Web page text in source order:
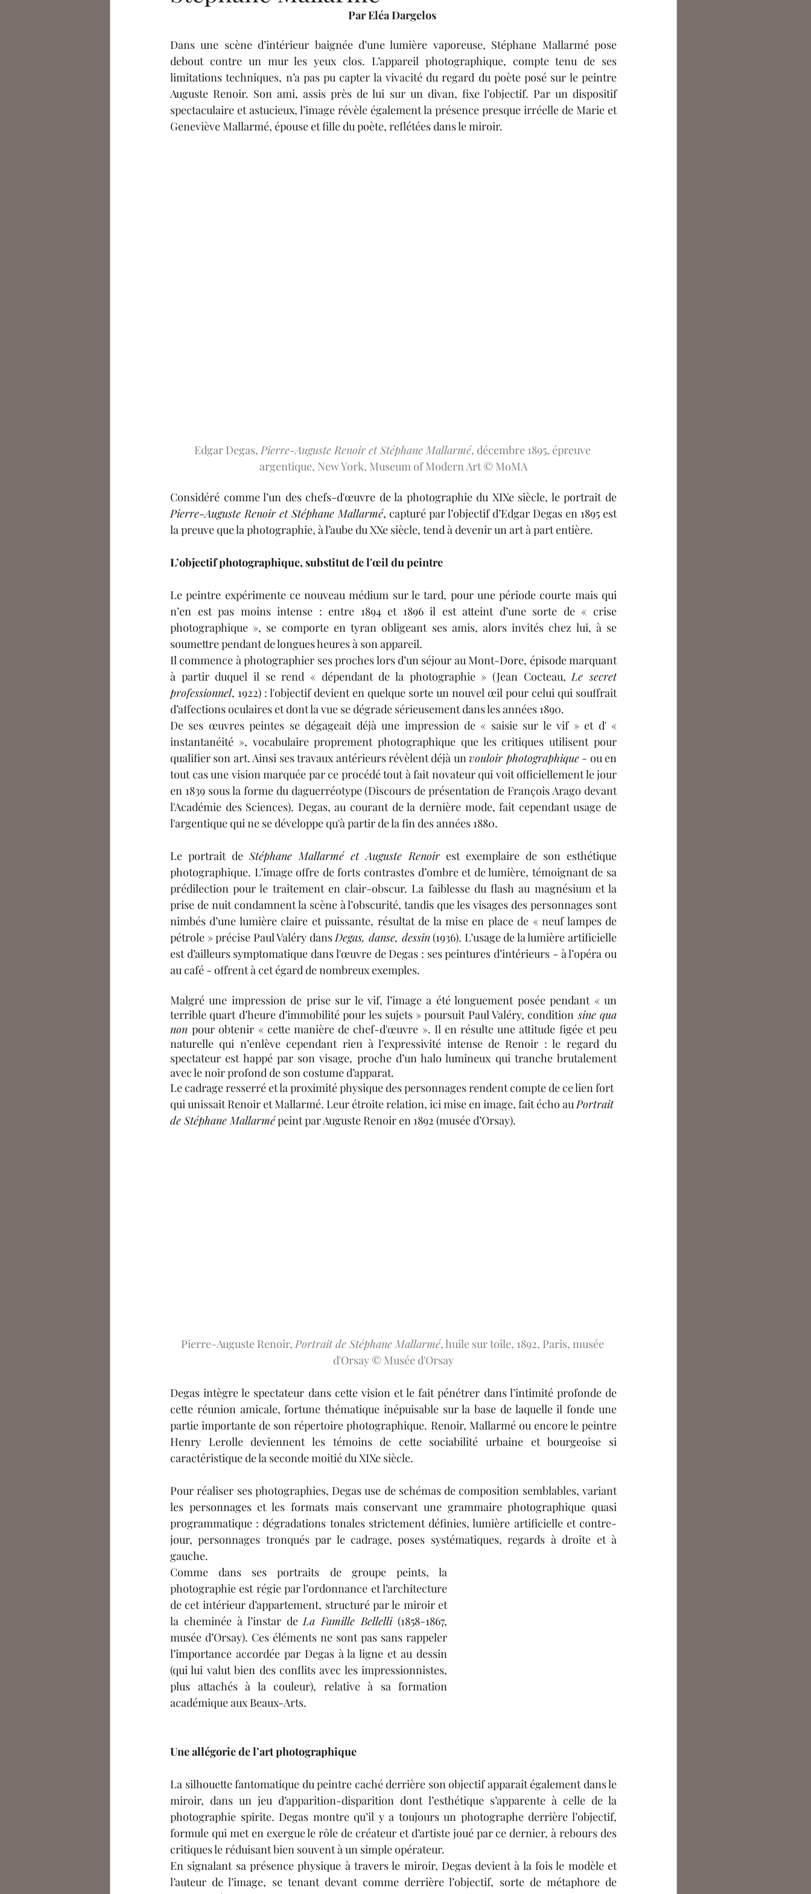
Célia De Saint Riquier Adriana Dumielle-Chancelier
Arno Le Monnyer Eléa Dargelos Adèle Bugaut Joséphine Journel Margot Lecocq
Podcasts Julien Bousser Solène Feix
Par Eléa Dargelos
Dans une scène d’intérieur baignée d’une lumière vaporeuse, Stéphane Mallarmé pose
debout contre un mur les yeux clos. L’appareil photographique, compte tenu de ses
limitations techniques, n’a pas pu capter la vivacité du regard du poète posé sur le peintre
Auguste Renoir. Son ami, assis près de lui sur un divan, fixe l’objectif. Par un dispositif
spectaculaire et astucieux, l’image révèle également la présence presque irréelle de Marie et
Geneviève Mallarmé, épouse et fille du poète, reflétées dans le miroir.
Edgar Degas, Pierre-Auguste Renoir et Stéphane Mallarmé, décembre 1895, épreuve
argentique, New York, Museum of Modern Art © MoMA
Pierre-Auguste Renoir et Stéphane Mallarmé, capturé par l’objectif d’Edgar Degas en 1895 est
la preuve que la photographie, à l’aube du XXe siècle, tend à devenir un art à part entière.
L’objectif photographique, substitut de l'œil du peintre
Le peintre expérimente ce nouveau médium sur le tard, pour une période courte mais qui
n’en est pas moins intense : entre 1894 et 1896 il est atteint d’une sorte de « crise
photographique », se comporte en tyran obligeant ses amis, alors invités chez lui, à se
soumettre pendant de longues heures à son appareil.
Il commence à photographier ses proches lors d’un séjour au Mont-Dore, épisode marquant
à partir duquel il se rend « dépendant de la photographie » (Jean Cocteau, Le secret
professionnel, 1922) : l'objectif devient en quelque sorte un nouvel œil pour celui qui souffrait
d’affections oculaires et dont la vue se dégrade sérieusement dans les années 1890.
De ses œuvres peintes se dégageait déjà une impression de « saisie sur le vif » et d' «
instantanéité », vocabulaire proprement photographique que les critiques utilisent pour
qualifier son art. Ainsi ses travaux antérieurs révèlent déjà un vouloir photographique - ou en
tout cas une vision marquée par ce procédé tout à fait novateur qui voit officiellement le jour
en 1839 sous la forme du daguerréotype (Discours de présentation de François Arago devant
l'Académie des Sciences). Degas, au courant de la dernière mode, fait cependant usage de
l'argentique qui ne se développe qu'à partir de la fin des années 1880.
Le portrait de Stéphane Mallarmé et Auguste Renoir est exemplaire de son esthétique
photographique. L’image offre de forts contrastes d’ombre et de lumière, témoignant de sa
prédilection pour le traitement en clair-obscur. La faiblesse du flash au magnésium et la
prise de nuit condamnent la scène à l’obscurité, tandis que les visages des personnages sont
nimbés d’une lumière claire et puissante, résultat de la mise en place de « neuf lampes de
pétrole » précise Paul Valéry dans Degas, danse, dessin (1936). L’usage de la lumière artificielle
est d’ailleurs symptomatique dans l'œuvre de Degas : ses peintures d’intérieurs - à l’opéra ou
au café - offrent à cet égard de nombreux exemples.
Malgré une impression de prise sur le vif, l’image a été longuement posée pendant « un
terrible quart d’heure d’immobilité pour les sujets » poursuit Paul Valéry, condition sine qua
non pour obtenir « cette manière de chef-d'œuvre ». Il en résulte une attitude figée et peu
naturelle qui n’enlève cependant rien à l’expressivité intense de Renoir : le regard du
spectateur est happé par son visage, proche d’un halo lumineux qui tranche brutalement
avec le noir profond de son costume d’apparat.
Le cadrage resserré et la proximité physique des personnages rendent compte de ce lien fort
qui unissait Renoir et Mallarmé. Leur étroite relation, ici mise en image, fait écho au Portrait
de Stéphane Mallarmé peint par Auguste Renoir en 1892 (musée d’Orsay).
Pierre-Auguste Renoir, Portrait de Stéphane Mallarmé, huile sur toile, 1892, Paris, musée
d'Orsay © Musée d'Orsay
Degas intègre le spectateur dans cette vision et le fait pénétrer dans l’intimité profonde de
cette réunion amicale, fortune thématique inépuisable sur la base de laquelle il fonde une
partie importante de son répertoire photographique. Renoir, Mallarmé ou encore le peintre
Henry Lerolle deviennent les témoins de cette sociabilité urbaine et bourgeoise si
caractéristique de la seconde moitié du XIXe siècle.
Pour réaliser ses photographies, Degas use de schémas de composition semblables, variant
les personnages et les formats mais conservant une grammaire photographique quasi
programmatique : dégradations tonales strictement définies, lumière artificielle et contre-
jour, personnages tronqués par le cadrage, poses systématiques, regards
gauche.
Comme dans ses portraits de groupe peints, la
photographie est régie par l’ordonnance et l’architecture
de cet intérieur d’appartement, structuré par le miroir et
la cheminée à l’instar de La Famille Bellelli (1858-1867,
musée d’Orsay). Ces éléments ne sont pas sans rappeler
l’importance accordée par Degas à la ligne et au dessin
(qui lui valut bien des conflits avec les impressionnistes,
plus attachés à la couleur), relative à sa formation
académique aux Beaux-Arts.
Une allégorie de l’art photographique
La silhouette fantomatique du peintre caché derrière son objectif apparaît également dans le
miroir, dans un jeu d’apparition-disparition dont l’esthétique s’apparente à celle de la
photographie spirite. Degas montre qu’il y a toujours un photographe derrière l’objectif,
formule qui met en exergue le rôle de créateur et d’artiste joué par ce dernier, à rebours des
critiques le réduisant bien souvent à un simple opérateur.
En signalant sa présence physique à travers le miroir, Degas devient à la fois le modèle et
l’auteur de l’image, se tenant devant comme derrière l’objectif, sorte de métaphore de